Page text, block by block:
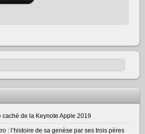
caché de la Keynote Apple 2019
: l’histoire de sa genèse par ses trois pères